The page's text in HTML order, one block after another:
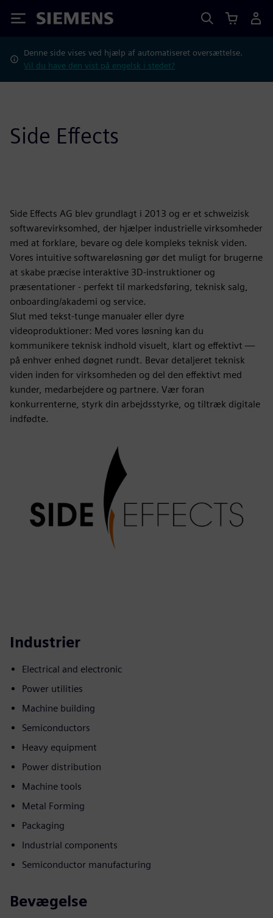
Siemens
Denne side vises ved hjælp af automatiseret oversættelse.
Vil du have den vist på engelsk i stedet?
Side Effects
Side Effects AG blev grundlagt i 2013 og er et schweizisk
softwarevirksomhed, der hjælper industrielle virksomheder
med at forklare, bevare og dele kompleks teknisk viden.
Vores intuitive softwareløsning gør det muligt for brugerne
at skabe præcise interaktive 3D-instruktioner og
præsentationer - perfekt til markedsføring, teknisk salg,
onboarding/akademi og service.
Slut med tekst-tunge manualer eller dyre
videoproduktioner: Med vores løsning kan du
kommunikere teknisk indhold visuelt, klart og effektivt —
på enhver enhed døgnet rundt. Bevar detaljeret teknisk
viden inden for virksomheden og del den effektivt med
kunder, medarbejdere og partnere. Vær foran
konkurrenterne, styrk din arbejdsstyrke, og tiltræk digitale
indfødte.
Industrier
Electrical and electronic
Power utilities
Machine building
Semiconductors
Heavy equipment
Power distribution
Machine tools
Metal Forming
Packaging
Industrial components
Semiconductor manufacturing
Bevægelse